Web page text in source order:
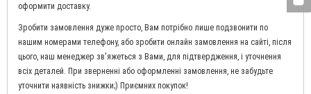
оформити доставку.
Зробити замовлення дуже просто, Вам потрібно лише подзвонити по
нашим номерами телефону, або зробити онлайн замовлення на сайті, після
цього, наш менеджер зв'яжеться з Вами, для підтвердження, і уточнення
всіх деталей. При зверненні або оформленні замовлення, не забудьте
уточнити наявність знижки;) Приємних покупок!